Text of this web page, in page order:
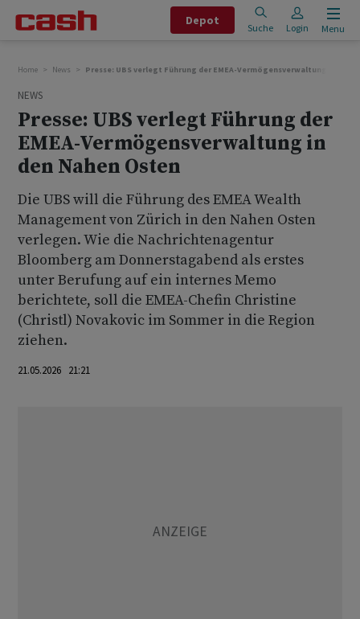
Depot
Suche Login Menu
Home News Presse: UBS verlegt Führung der EMEA-Vermögensverwaltung in den
NEWS
Presse: UBS verlegt Führung der
EMEA-Vermögensverwaltung in
den Nahen Osten
Die UBS will die Führung des EMEA Wealth
Management von Zürich in den Nahen Osten
verlegen. Wie die Nachrichtenagentur
Bloomberg am Donnerstagabend als erstes
unter Berufung auf ein internes Memo
berichtete, soll die EMEA-Chefin Christine
(Christl) Novakovic im Sommer in die Region
ziehen.
21.05.2026 21:21